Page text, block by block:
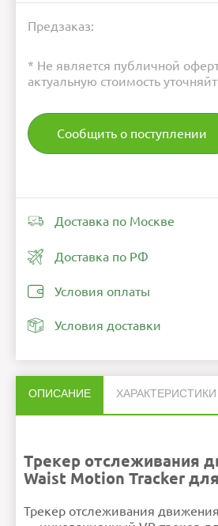
Предзаказ:
* Не является публичной
актуальную стоимость
Сообщить о поступлении
Доставка по Москве
Доставка по РФ
Условия оплаты
Условия доставки
ОПИСАНИЕ ХАРАКТЕРИСТИКИ
Трекер отслеживания
Waist Motion Tracker
Трекер отслеживания
Габариты
Вес
Частота кадров в
секунду (FPS)
обычный текст!